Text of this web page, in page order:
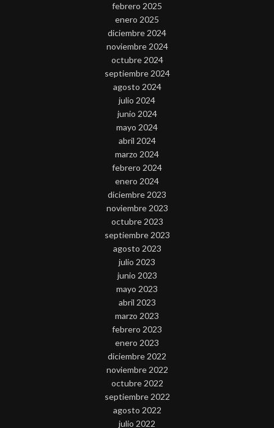
febrero 2025
enero 2025
diciembre 2024
noviembre 2024
octubre 2024
septiembre 2024
agosto 2024
julio 2024
junio 2024
mayo 2024
abril 2024
marzo 2024
febrero 2024
enero 2024
diciembre 2023
noviembre 2023
octubre 2023
septiembre 2023
agosto 2023
julio 2023
junio 2023
mayo 2023
abril 2023
marzo 2023
febrero 2023
enero 2023
diciembre 2022
noviembre 2022
octubre 2022
septiembre 2022
agosto 2022
julio 2022